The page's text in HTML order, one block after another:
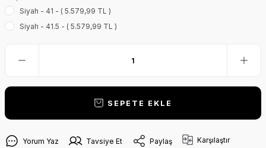
Siyah - 41 - ( 5.579,99 TL )
Siyah - 41.5 - ( 5.579,99 TL )
SEPETE EKLE
Yorum Yaz Tavsiye Et Paylaş Karşılaştır